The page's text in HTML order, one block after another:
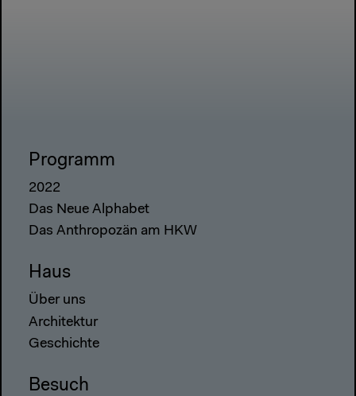
Programm
2022
Das Neue Alphabet
Das Anthropozän am HKW
Haus
Über uns
Architektur
Geschichte
Besuch